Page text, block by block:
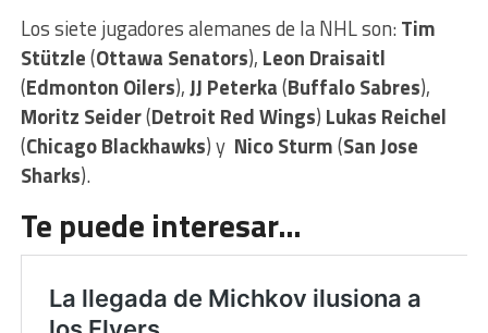
Los siete jugadores alemanes de la NHL son:Tim
Stützle(Ottawa Senators), Leon Draisaitl
(Edmonton Oilers),JJ Peterka(Buffalo Sabres),
Moritz Seider(Detroit Red Wings) Lukas Reichel
(Chicago Blackhawks) y Nico Sturm(San Jose
Sharks).
Te puede interesar…